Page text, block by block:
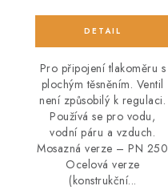
Pro připojení tlakoměru s
plochým těsněním. Ventil
není způsobilý k regulaci.
Používá se pro vodu,
vodní páru a vzduch.
Mosazná verze – PN 250
Ocelová verze
(konstrukční...